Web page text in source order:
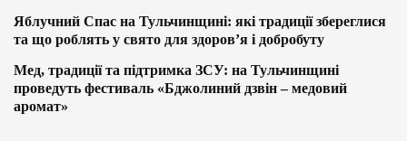
Яблучний Спас на Тульчинщині: які традиції збереглися
та що роблять у свято для здоров’я і добробуту
Мед, традиції та підтримка ЗСУ: на Тульчинщині
проведуть фестиваль «Бджолиний дзвін – медовий
аромат»